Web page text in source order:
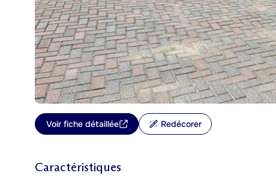
Voir fiche détaillée Redécorer
Caractéristiques